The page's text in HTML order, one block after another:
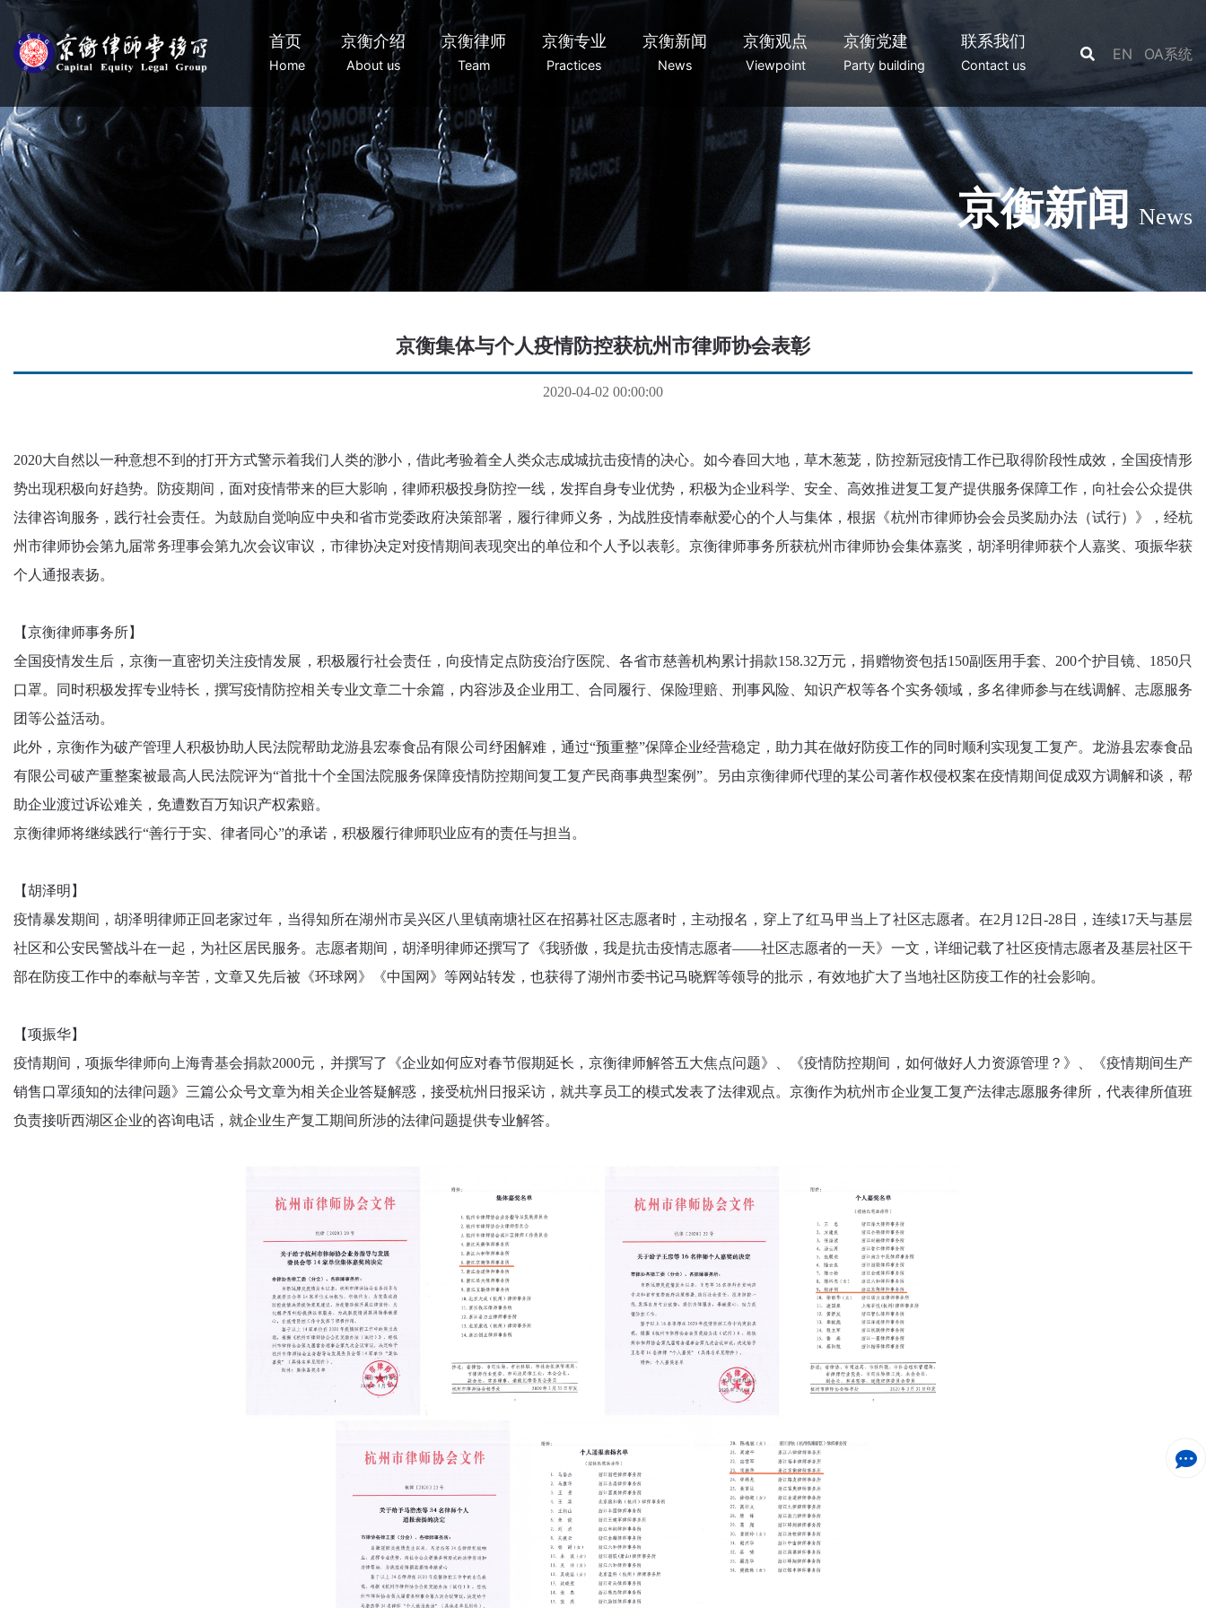
首页
Home
京衡介绍
About us
京衡律师
Team
京衡专业
Practices
京衡新闻
News
京衡观点
Viewpoint
京衡党建
Party building
联系我们
Contact us
EN OA系统
京衡新闻 News
京衡集体与个人疫情防控获杭州市律师协会表彰
2020-04-02 00:00:00
2020大自然以一种意想不到的打开方式警示着我们人类的渺小，借此考验着全人类众志成城抗击疫情的决心。如今春回大地，草木葱茏，防控新冠疫情工作已取得阶段性成效，全国疫情形
势出现积极向好趋势。防疫期间，面对疫情带来的巨大影响，律师积极投身防控一线，发挥自身专业优势，积极为企业科学、安全、高效推进复工复产提供服务保障工作，向社会公众提供
法律咨询服务，践行社会责任。为鼓励自觉响应中央和省市党委政府决策部署，履行律师义务，为战胜疫情奉献爱心的个人与集体，根据《杭州市律师协会会员奖励办法（试行）》，经杭
州市律师协会第九届常务理事会第九次会议审议，市律协决定对疫情期间表现突出的单位和个人予以表彰。京衡律师事务所获杭州市律师协会集体嘉奖，胡泽明律师获个人嘉奖、项振华获
个人通报表扬。
【京衡律师事务所】
全国疫情发生后，京衡一直密切关注疫情发展，积极履行社会责任，向疫情定点防疫治疗医院、各省市慈善机构累计捐款158.32万元，捐赠物资包括150副医用手套、200个护目镜、1850只
口罩。同时积极发挥专业特长，撰写疫情防控相关专业文章二十余篇，内容涉及企业用工、合同履行、保险理赔、刑事风险、知识产权等各个实务领域，多名律师参与在线调解、志愿服务
团等公益活动。
此外，京衡作为破产管理人积极协助人民法院帮助龙游县宏泰食品有限公司纾困解难，通过“预重整”保障企业经营稳定，助力其在做好防疫工作的同时顺利实现复工复产。龙游县宏泰食品
有限公司破产重整案被最高人民法院评为“首批十个全国法院服务保障疫情防控期间复工复产民商事典型案例”。另由京衡律师代理的某公司著作权侵权案在疫情期间促成双方调解和谈，帮
助企业渡过诉讼难关，免遭数百万知识产权索赔。
京衡律师将继续践行“善行于实、律者同心”的承诺，积极履行律师职业应有的责任与担当。
【胡泽明】
疫情暴发期间，胡泽明律师正回老家过年，当得知所在湖州市吴兴区八里镇南塘社区在招募社区志愿者时，主动报名，穿上了红马甲当上了社区志愿者。在2月12日-28日，连续17天与基层
社区和公安民警战斗在一起，为社区居民服务。志愿者期间，胡泽明律师还撰写了《我骄傲，我是抗击疫情志愿者——社区志愿者的一天》一文，详细记载了社区疫情志愿者及基层社区干
部在防疫工作中的奉献与辛苦，文章又先后被《环球网》《中国网》等网站转发，也获得了湖州市委书记马晓辉等领导的批示，有效地扩大了当地社区防疫工作的社会影响。
【项振华】
疫情期间，项振华律师向上海青基会捐款2000元，并撰写了《企业如何应对春节假期延长，京衡律师解答五大焦点问题》、《疫情防控期间，如何做好人力资源管理？》、《疫情期间生产
销售口罩须知的法律问题》三篇公众号文章为相关企业答疑解惑，接受杭州日报采访，就共享员工的模式发表了法律观点。京衡作为杭州市企业复工复产法律志愿服务律所，代表律所值班
负责接听西湖区企业的咨询电话，就企业生产复工期间所涉的法律问题提供专业解答。